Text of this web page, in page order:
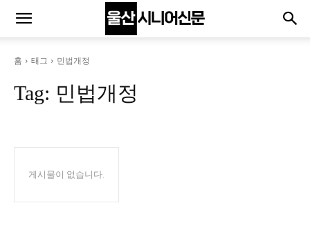
홈 태그 민법개정
Tag: 민법개정
게시물이 없습니다.